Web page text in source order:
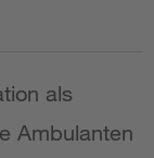
als
Ambulanten